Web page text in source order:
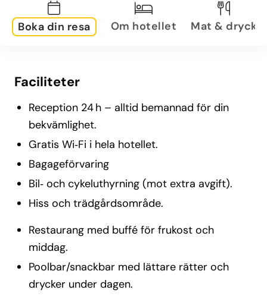
Boka din resa Om hotellet Mat & dryck
Faciliteter
Reception 24 h – alltid bemannad för din
bekvämlighet.
Gratis Wi‑Fi i hela hotellet.
Bagageförvaring
Bil‑ och cykeluthyrning (mot extra avgift).
Hiss och trädgårdsområde.
Restaurang med buffé för frukost och
middag.
Poolbar/snackbar med lättare rätter och
drycker under dagen.